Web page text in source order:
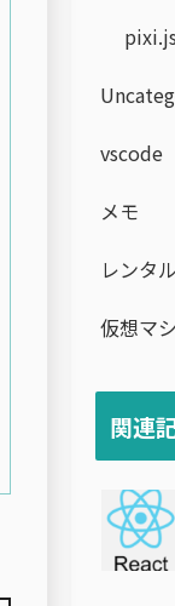
pixi.js
vscode
メモ
レンタ
仮想マ
関連